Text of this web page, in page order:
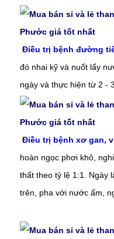
Điều trị bệnh đường
đó nhai kỹ và nuốt lấy
ngày và thực hiện từ 2 -
Điều trị bệnh xơ gan,
hoàn ngọc phơi khô,
thất theo tỷ lệ 1:1. Ngày
trên, pha với nước ấm,